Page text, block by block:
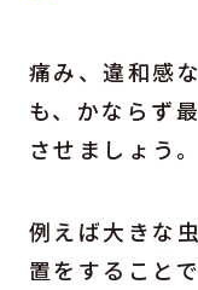
痛み、違和感
も、かならず
させましょう。
例えば大きな
置をすること